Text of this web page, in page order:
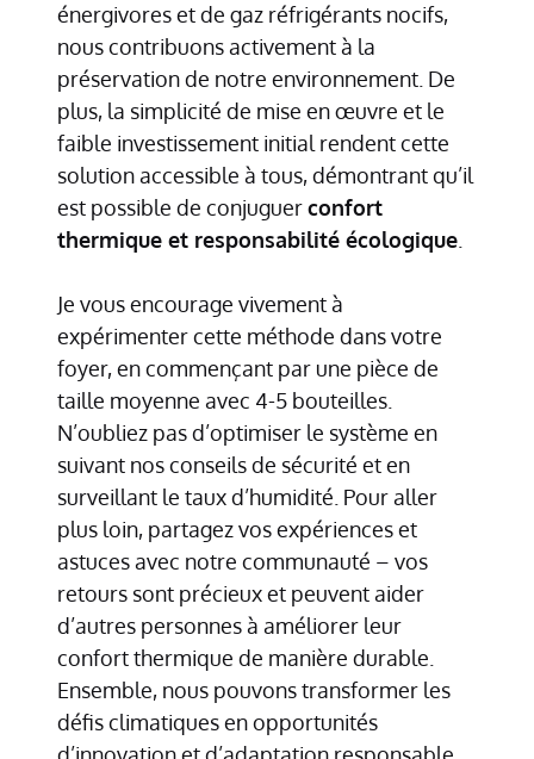
énergivores et de gaz réfrigérants nocifs,
nous contribuons activement à la
préservation de notre environnement. De
plus, la simplicité de mise en œuvre et le
faible investissement initial rendent cette
solution accessible à tous, démontrant qu’il
est possible de conjuguerconfort
thermique et responsabilité écologique.
Je vous encourage vivement à
expérimenter cette méthode dans votre
foyer, en commençant par une pièce de
taille moyenne avec 4-5 bouteilles.
N’oubliez pas d’optimiser le système en
suivant nos conseils de sécurité et en
surveillant le taux d’humidité. Pour aller
plus loin, partagez vos expériences et
astuces avec notre communauté – vos
retours sont précieux et peuvent aider
d’autres personnes à améliorer leur
confort thermique de manière durable.
Ensemble, nous pouvons transformer les
défis climatiques en opportunités